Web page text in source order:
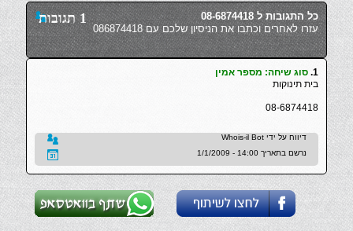
1 תגובות
כל התגובות ל 08-6874418
עזרו לאחרים וכתבו את הניסיון שלכם עם 086874418
1. סוג שיחה: מספר אמין
בית תינוקות
08-6874418
דיווח על ידי Whois-il Bot
נרשם בתאריך 14:00 - 1/1/2009